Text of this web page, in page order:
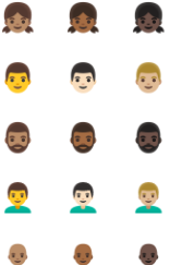
👧🏽 👧🏾 👧🏿
👨 👨🏻 👨🏼
🧔🏽‍♂️ 🧔🏾‍♂️ 🧔🏿‍♂️
👨‍🦱 👨🏻‍🦱 👨🏼‍🦱
👨🏽‍🦲 👨🏾‍🦲 👨🏿‍🦲